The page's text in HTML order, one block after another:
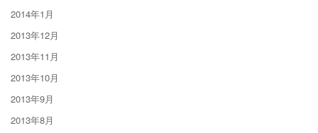
2014年1月
2013年12月
2013年11月
2013年10月
2013年9月
2013年8月